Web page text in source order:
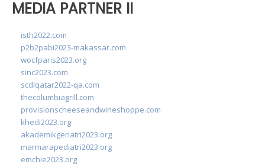
MEDIA PARTNER II
isth2022.com
p2b2pabi2023-makassar.com
wocfparis2023.org
sinc2023.com
scdlqatar2022-qa.com
thecolumbiagrill.com
provisionscheeseandwineshoppe.com
khedi2023.org
akademikgeriatri2023.org
marmarapediatri2023.org
emchie2023.org